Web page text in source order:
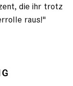
die ihr trotz
raus!"